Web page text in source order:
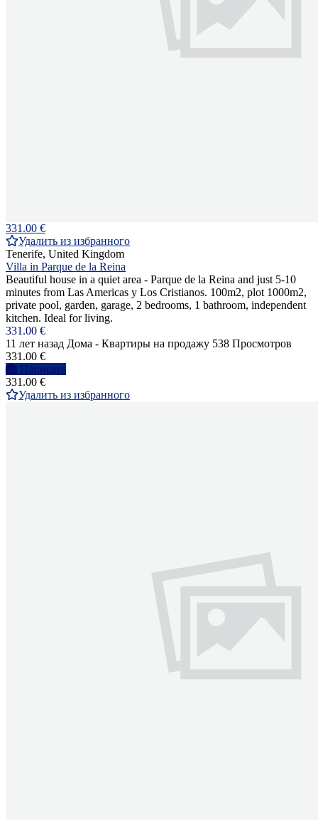
331.00 €
Удалить из избранного
Tenerife, United Kingdom
Villa in Parque de la Reina
Beautiful house in a quiet area - Parque de la Reina and just 5-10
minutes from Las Americas y Los Cristianos. 100m2, plot 1000m2,
private pool, garden, garage, 2 bedrooms, 1 bathroom, independent
kitchen. Ideal for living.
331.00 €
11 лет назад Дома - Квартиры на продажу 538 Просмотров
331.00 €
Написать
331.00 €
Удалить из избранного